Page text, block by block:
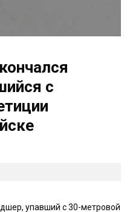
с
упавший с 30-метровой